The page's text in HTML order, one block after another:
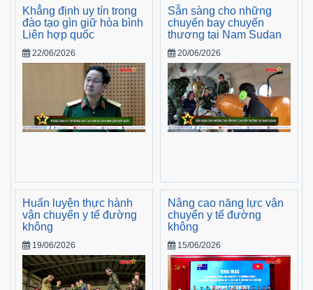
Khẳng định uy tín trong
đào tạo gìn giữ hòa bình
Liên hợp quốc
22/06/2026
Sẵn sàng cho những
chuyến bay chuyển
thương tại Nam Sudan
20/06/2026
Huấn luyện thực hành
vận chuyển y tế đường
không
19/06/2026
Nâng cao năng lực vận
chuyển y tế đường
không
15/06/2026